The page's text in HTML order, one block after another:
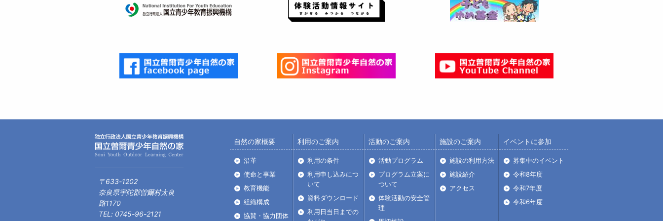
〒633-1202
奈良県宇陀郡曽爾村太良
路1170
TEL: 0745-96-2121
自然の家概要
沿革
使命と事業
教育機能
組織構成
協賛・協力団体
利用のご案内
利用の条件
利用申し込みにつ
いて
資料ダウンロード
利用日当日までの
活動のご案内
活動プログラム
プログラム立案に
ついて
体験活動の安全管
理
施設のご案内
施設の利用方法
施設紹介
アクセス
イベントに参加
募集中のイベント
令和8年度
令和7年度
令和6年度